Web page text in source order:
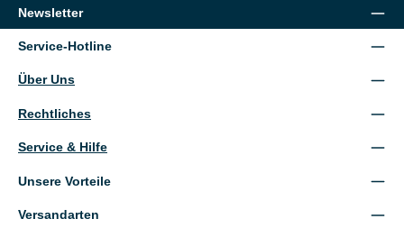
Newsletter
Service-Hotline
Über Uns
Rechtliches
Service & Hilfe
Unsere Vorteile
Versandarten